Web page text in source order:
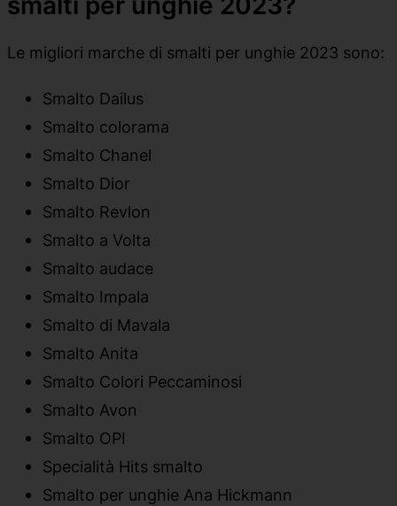
Le migliori marche di smalti per unghie 2023 sono:
Smalto Dailus
Smalto colorama
Smalto Chanel
Smalto Dior
Smalto Revlon
Smalto a Volta
Smalto audace
Smalto Impala
Smalto di Mavala
Smalto Anita
Smalto Colori Peccaminosi
Smalto Avon
Smalto OPI
Specialità Hits smalto
Smalto per unghie Ana Hickmann